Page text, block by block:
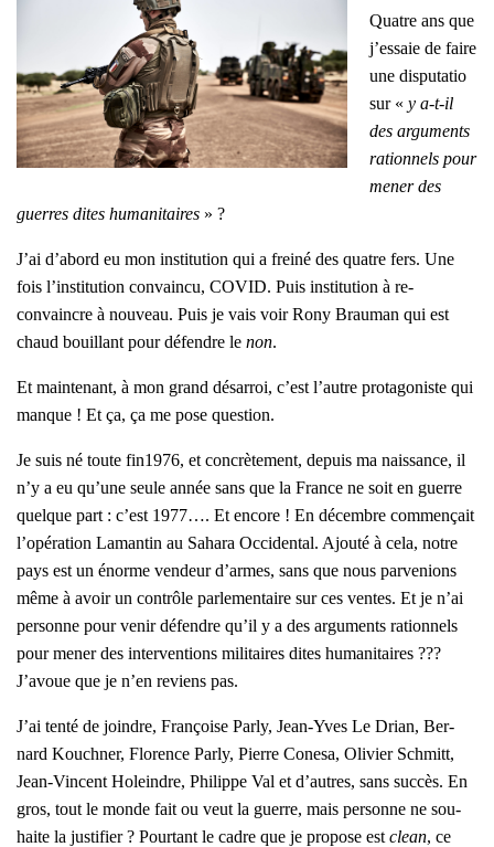
Quatre ans que
j’essaie de faire
une dis­pu­ta­tio
sur « y a‑t-il
des argu­ments
ration­nels pour
mener des
guerres dites huma­ni­taires » ?
J’ai d’abord eu mon ins­ti­tu­tion qui a frei­né des quatre fers. Une
fois l’institution convain­cu, COVID. Puis ins­ti­tu­tion à re-
convaincre à nou­veau. Puis je vais voir Rony Brau­man qui est
chaud bouillant pour défendre le non.
Et main­te­nant, à mon grand désar­roi, c’est l’autre pro­ta­go­niste qui
manque ! Et ça, ça me pose ques­tion.
Je suis né toute fin1976, et concrè­te­ment, depuis ma nais­sance, il
n’y a eu qu’une seule année sans que la France ne soit en guerre
quelque part : c’est 1977…. Et encore ! En décembre com­men­çait
l’opération Laman­tin au Saha­ra Occi­den­tal. Ajou­té à cela, notre
pays est un énorme ven­deur d’armes, sans que nous par­ve­nions
même à avoir un contrôle par­le­men­taire sur ces ventes. Et je n’ai
per­sonne pour venir défendre qu’il y a des argu­ments ration­nels
pour mener des inter­ven­tions mili­taires dites huma­ni­taires ???
J’avoue que je n’en reviens pas.
J’ai ten­té de joindre, Fran­çoise Par­ly, Jean-Yves Le Drian, Ber­
nard Kouch­ner, Flo­rence Par­ly, Pierre Cone­sa, Oli­vier Schmitt,
Jean-Vincent Holeindre, Phi­lippe Val et d’autres, sans suc­cès. En
gros, tout le monde fait ou veut la guerre, mais per­sonne ne sou­
haite la jus­ti­fier ? Pour­tant le cadre que je pro­pose est clean, ce